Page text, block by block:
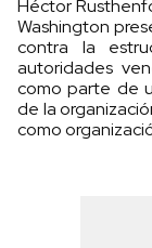
Héctor
Washington
contra la
autoridades
como parte de
de la
como